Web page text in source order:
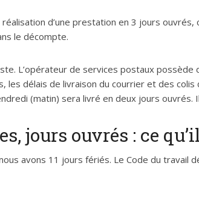
d’une prestation en 3 jours
le décompte.
L’opérateur de services postaux
les délais de livraison du courrier et des
(matin) sera livré en deux jours ouvrés.
jours ouvrés : ce
avons 11 jours fériés. Le Code du travail